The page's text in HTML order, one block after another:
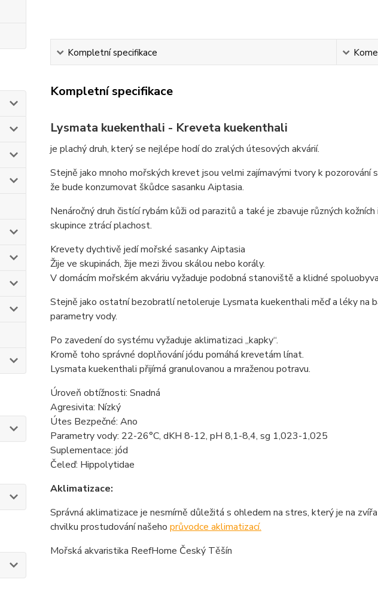
Kompletní specifikace
Kompletní specifikace
Lysmata kuekenthali - Kreveta kuekenthali
je plachý druh, který se nejlépe hodí do zralých útesových akvárií.
Stejně jako mnoho mořských krevet jsou velmi zajímavými tvory k
že bude konzumovat škůdce sasanku Aiptasia.
Nenáročný druh čistící rybám kůži od parazitů a také je zbavuje různých
skupince ztrácí plachost.
Krevety dychtivě jedí mořské sasanky Aiptasia
Žije ve skupinách, žije mezi živou skálou nebo korály.
V domácím mořském akváriu vyžaduje podobná stanoviště a klidné
Stejně jako ostatní bezobratlí netoleruje Lysmata kuekenthali měď a léky na
parametry vody.
Po zavedení do systému vyžaduje aklimatizaci „kapky“.
Kromě toho správné doplňování jódu pomáhá krevetám línat.
Lysmata kuekenthali přijímá granulovanou a mraženou potravu.
Úroveň obtížnosti: Snadná
Agresivita: Nízký
Útes Bezpečné: Ano
Parametry vody: 22-26°C, dKH 8-12, pH 8,1-8,4, sg 1,023-1,025
Suplementace: jód
Čeleď: Hippolytidae
Aklimatizace:
Správná aklimatizace je nesmírně důležitá s ohledem na stres, který je na
chvilku prostudování našeho průvodce aklimatizací.
Mořská akvaristika ReefHome Český Těšín